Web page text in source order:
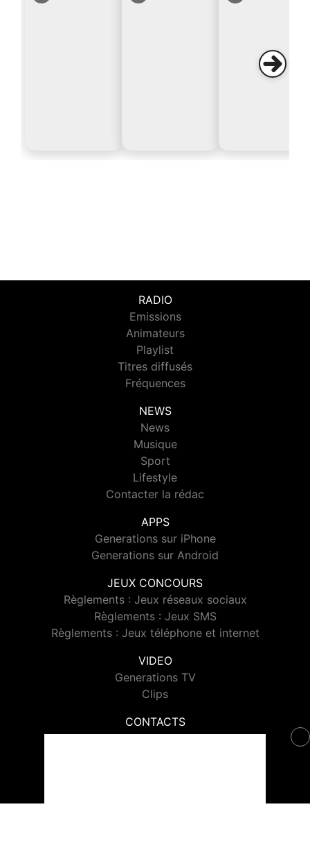
RADIO
Emissions
Animateurs
Playlist
Titres diffusés
Fréquences
NEWS
News
Musique
Sport
Lifestyle
Contacter la rédac
APPS
Generations sur iPhone
Generations sur Android
JEUX CONCOURS
Règlements : Jeux réseaux sociaux
Règlements : Jeux SMS
Règlements : Jeux téléphone et internet
VIDEO
Generations TV
Clips
CONTACTS
Contacter Generations